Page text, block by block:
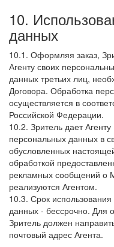
10.
данных
10.1. Оформляя заказ,
Агенту своих
данных третьих лиц,
Договора. Обработка
осуществляется в
Российской Федерации.
10.2. Зритель дает
персональных данных в
обусловленных
обработкой
рекламных сообщений о
реализуются Агентом.
10.3. Срок
данных - бессрочно. Для
Зритель должен
почтовый адрес Агента.